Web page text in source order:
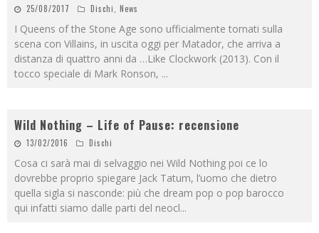
25/08/2017 Dischi News
I Queens of the Stone Age sono ufficialmente tornati sulla
scena con Villains, in uscita oggi per Matador, che arriva a
distanza di quattro anni da …Like Clockwork (2013). Con il
tocco speciale di Mark Ronson, ...
Wild Nothing – Life of Pause: recensione
13/02/2016 Dischi
Cosa ci sarà mai di selvaggio nei Wild Nothing poi ce lo
dovrebbe proprio spiegare Jack Tatum, l’uomo che dietro
quella sigla si nasconde: più che dream pop o pop barocco
qui infatti siamo dalle parti del neocl...